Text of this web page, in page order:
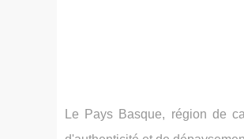
Le Pays Basque, région de